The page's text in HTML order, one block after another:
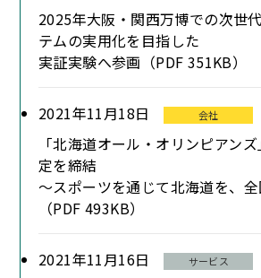
2025年大阪・関西万博での次世
テムの実用化を目指した
実証実験へ参画（PDF 351KB）
2021年11月18日 会社
「北海道オール・オリンピアン
定を締結
～スポーツを通じて北海道を、
（PDF 493KB）
2021年11月16日 サービス